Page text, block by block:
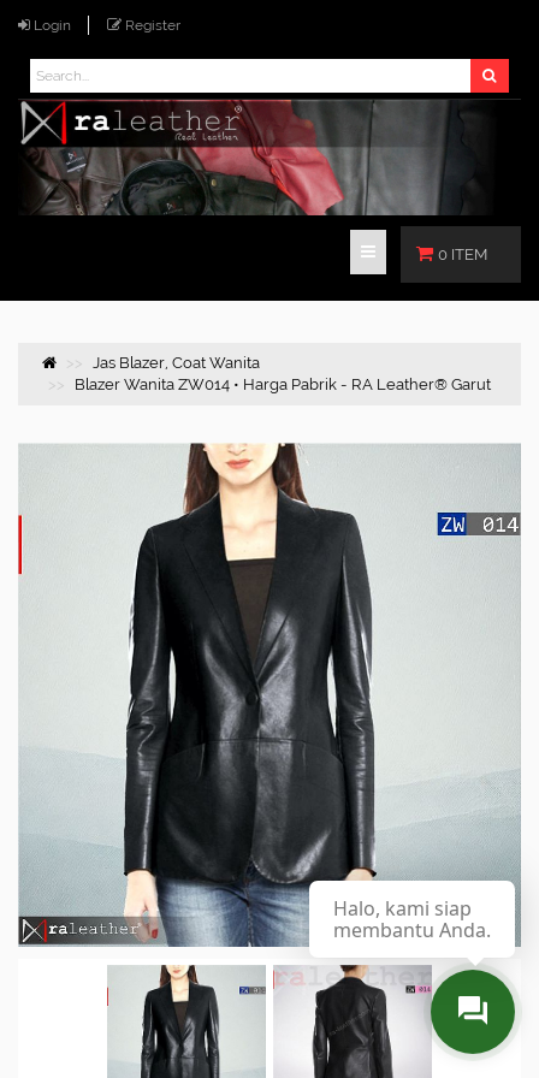
Login Register
0 ITEM
Jas Blazer, Coat Wanita
Blazer Wanita ZW014 • Harga Pabrik - RA Leather® Garut
Halo, kami siap
membantu Anda.